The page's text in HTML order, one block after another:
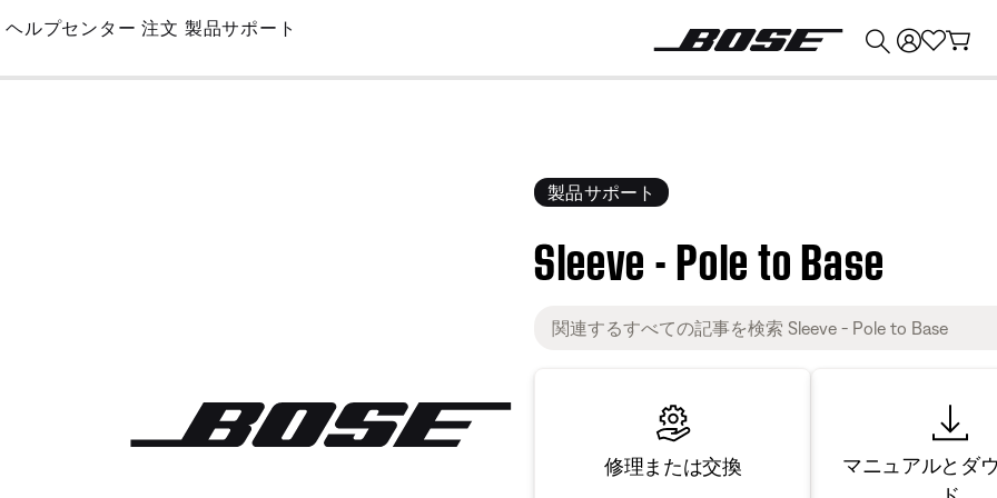
Skip
Main
ヘルプセンター 注文 製品サポート
製品サポート
Sleeve - Pole to Base
修理または交換
マニュアルとダ